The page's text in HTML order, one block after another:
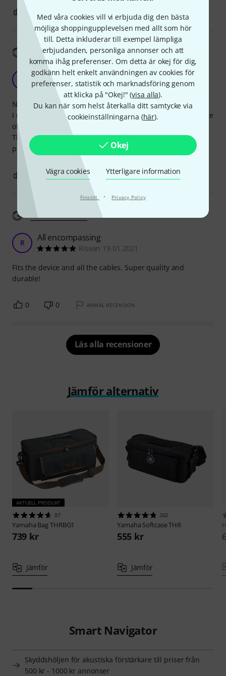
Med våra cookies vill vi erbjuda dig den bästa
möjliga shoppingupplevelsen med allt som hör
till. Detta inkluderar till exempel lämpliga
erbjudanden, personliga annonser och att
komma ihåg preferenser. Om detta är okej för dig,
godkänn helt enkelt användningen av cookies för
preferenser, statistik och marknadsföring genom
att klicka på "Okej!" (visa alla).
Du kan när som helst återkalla ditt samtycke via
cookieinställningarna (här).
Okej
Vägra cookies Ytterligare information
Finstilt · Privacy Policy
0
Visa översättning
Very good
Yggdrasill 01.07.2021
Nice case for the THR Amp's.
I use it with a THR30ii Wireless, which takes the whole space
of the inside compartiment.
The front pocket is however large enough to hold several
power plugs
1 ANMÄL RECENSION
R All encompassing
Risvan 19.01.2021
Fits the device and all the cables. Super quality and
durable!
0 0 ANMÄL RECENSION
Läs alla recensioner
Jämför alternativ
AKTUELL PRODUKT
87
Yamaha Bag THRBG1
739 kr
Jämför
262
Yamaha Softcase THR
555 kr
Jämför
Smart Navigator
Skyddshöljen för akustiska förstärkare till priser från
500 kr - 1000 kr annonser